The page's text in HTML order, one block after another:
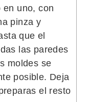
en uno, con
pinza y
que el
las paredes
moldes se
posible. Deja
el resto